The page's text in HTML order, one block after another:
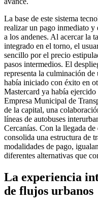
La base de este sistema
realizar un pago inmediato y
a los andenes. Al acercar la
integrado en el torno, el
sencillo por el precio
pasos intermedios. El
representa la culminación
había iniciado con éxito en
Mastercard ya había
Empresa Municipal de
de la capital, una
líneas de autobuses
Cercanías. Con la llegada
consolida una estructura de
modalidades de pago,
diferentes alternativas que
La experiencia
de flujos urbanos